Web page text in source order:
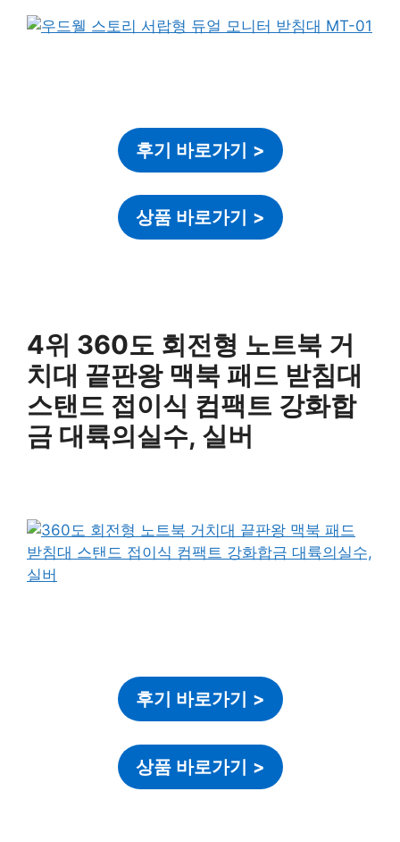
후기 바로가기 >
상품 바로가기 >
4위 360도 회전형 노트북 거
치대 끝판왕 맥북 패드 받침대
스탠드 접이식 컴팩트 강화합
금 대륙의실수, 실버
후기 바로가기 >
상품 바로가기 >